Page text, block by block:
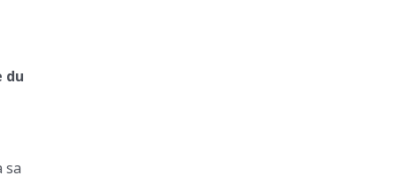
du
sa